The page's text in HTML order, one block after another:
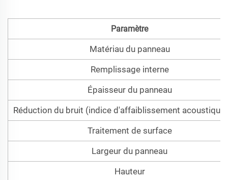
Paramètre
Matériau du panneau
Remplissage interne
Épaisseur du panneau
Réduction du bruit (indice d'affaiblissement acoustique
Traitement de surface
Largeur du panneau
Hauteur